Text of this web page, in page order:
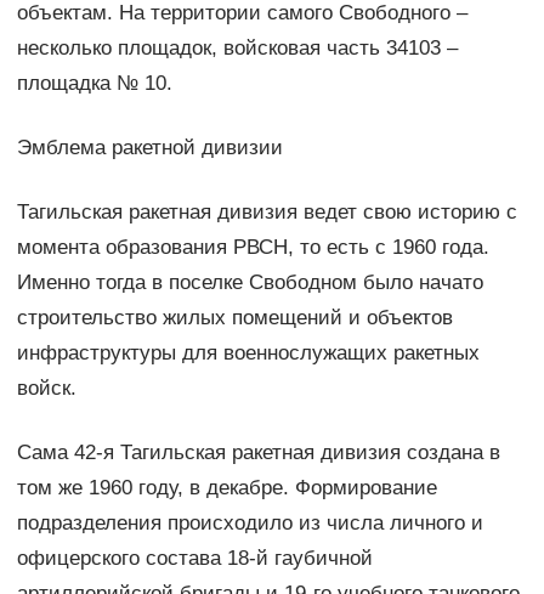
объектам. На территории самого Свободного –
несколько площадок, войсковая часть 34103 –
площадка № 10.
Эмблема ракетной дивизии
Тагильская ракетная дивизия ведет свою историю с
момента образования РВСН, то есть с 1960 года.
Именно тогда в поселке Свободном было начато
строительство жилых помещений и объектов
инфраструктуры для военнослужащих ракетных
войск.
Сама 42-я Тагильская ракетная дивизия создана в
том же 1960 году, в декабре. Формирование
подразделения происходило из числа личного и
офицерского состава 18-й гаубичной